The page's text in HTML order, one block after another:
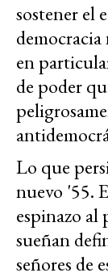
sostener el
en
de poder
Lo que
nuevo '55.
espinazo
sueñan
señores de